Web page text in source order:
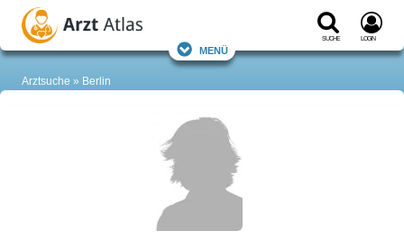
Suche Login
Menü
Arztsuche Berlin